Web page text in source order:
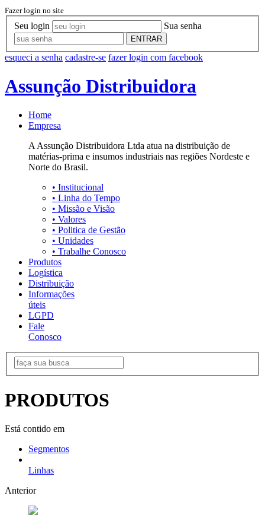
Fazer login no site
Seu login Sua senha
ENTRAR
esqueci a senha cadastre-se fazer login com facebook
Assunção Distribuidora
Home
Empresa
A Assunção Distribuidora Ltda atua na distribuição de
matérias-prima e insumos industriais nas regiões Nordeste e
Norte do Brasil.
• Institucional
• Linha do Tempo
• Missão e Visão
• Valores
• Politica de Gestão
• Unidades
• Trabalhe Conosco
Produtos
Logística
Distribuição
Informações
úteis
LGPD
Fale
Conosco
PRODUTOS
Está contido em
Segmentos
Linhas
Anterior